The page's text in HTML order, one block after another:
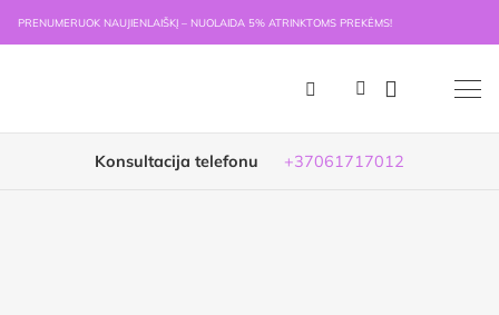
PRENUMERUOK NAUJIENLAIŠKĮ – NUOLAIDA 5% ATRINKTOMS PREKĖMS!
Konsultacija telefonu +37061717012